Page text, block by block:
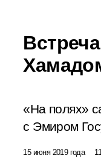
«На полях»
с Эмиром
15 июня 2019 года